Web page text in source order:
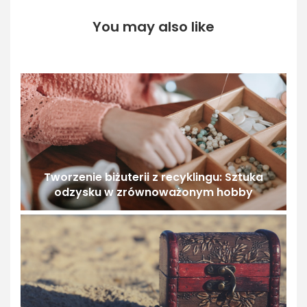
You may also like
Tworzenie biżuterii z recyklingu: Sztuka
odzysku w zrównoważonym hobby